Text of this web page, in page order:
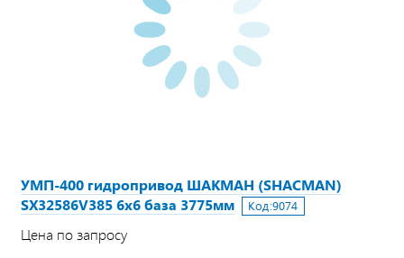
УМП-400 гидропривод ШАКМАН (SHACMAN)
SX32586V385 6х6 база 3775мм
Код:9074
Цена по запросу